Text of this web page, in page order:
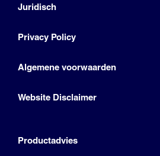
Juridisch
Privacy Policy
Algemene voorwaarden
Website Disclaimer
Productadvies